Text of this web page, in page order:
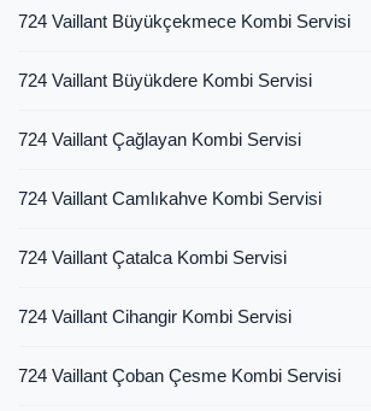
724 Vaillant Büyükçekmece Kombi Servisi
724 Vaillant Büyükdere Kombi Servisi
724 Vaillant Çağlayan Kombi Servisi
724 Vaillant Camlıkahve Kombi Servisi
724 Vaillant Çatalca Kombi Servisi
724 Vaillant Cihangir Kombi Servisi
724 Vaillant Çoban Çesme Kombi Servisi